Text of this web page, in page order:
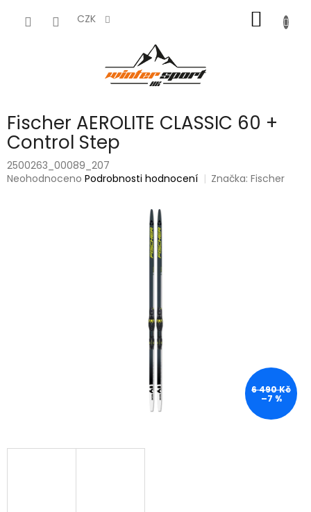
CZK
KOŠÍK
Fischer AEROLITE CLASSIC 60 +
Control Step
2500263_00089_207
Průměrné
Neohodnoceno Podrobnosti hodnocení Značka:Fischer
6 490 Kč
–7 %